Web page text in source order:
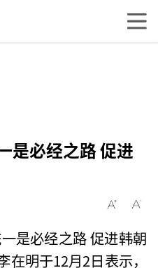
是必经之路 促进
是必经之路 促进韩朝
明于12月2日表示，